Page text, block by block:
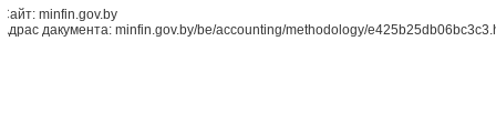
Сайт: minfin.gov.by
Адрас дакумента: minfin.gov.by/be/accounting/methodology/